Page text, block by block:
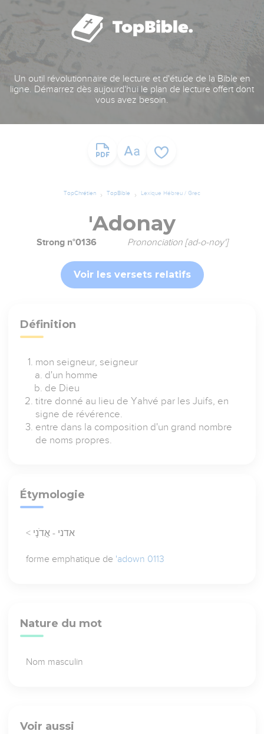
Un outil révolutionnaire de lecture et d'étude de la Bible en
ligne. Démarrez dès aujourd'hui le plan de lecture offert dont
vous avez besoin.
TopChrétien TopBible Lexique Hébreu / Grec
'Adonay
Strong n°0136 Prononciation [ad-o-noy']
Voir les versets relatifs
Définition
mon seigneur, seigneur
d'un homme
de Dieu
titre donné au lieu de Yahvé par les Juifs, en
signe de révérence.
entre dans la composition d'un grand nombre
de noms propres.
Étymologie
< אדני - אֲדֹנָי
forme emphatique de 'adown 0113
Nature du mot
Nom masculin
Voir aussi